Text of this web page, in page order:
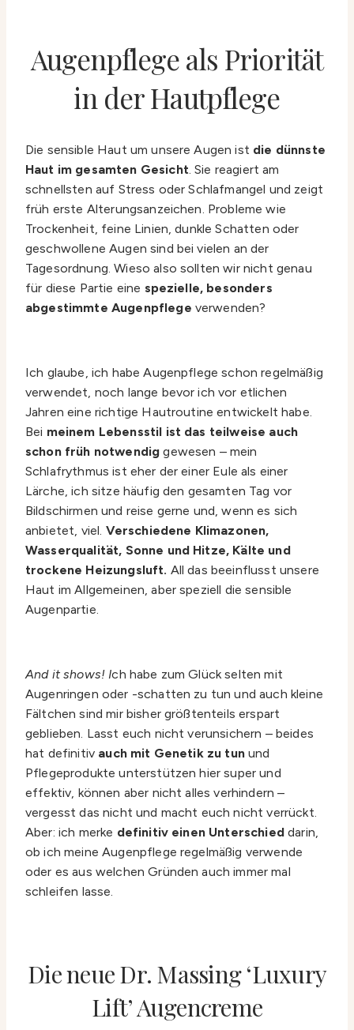
Augenpflege als Priorität
in der Hautpflege
Die sensible Haut um unsere Augen ist die dünnste
Haut im gesamten Gesicht. Sie reagiert am
schnellsten auf Stress oder Schlafmangel und zeigt
früh erste Alterungsanzeichen. Probleme wie
Trockenheit, feine Linien, dunkle Schatten oder
geschwollene Augen sind bei vielen an der
Tagesordnung. Wieso also sollten wir nicht genau
für diese Partie eine spezielle, besonders
abgestimmte Augenpflege verwenden?
Ich glaube, ich habe Augenpflege schon regelmäßig
verwendet, noch lange bevor ich vor etlichen
Jahren eine richtige Hautroutine entwickelt habe.
Bei meinem Lebensstil ist das teilweise auch
schon früh notwendig gewesen – mein
Schlafrythmus ist eher der einer Eule als einer
Lärche, ich sitze häufig den gesamten Tag vor
Bildschirmen und reise gerne und, wenn es sich
anbietet, viel. Verschiedene Klimazonen,
Wasserqualität, Sonne und Hitze, Kälte und
trockene Heizungsluft. All das beeinflusst unsere
Haut im Allgemeinen, aber speziell die sensible
Augenpartie.
And it shows! Ich habe zum Glück selten mit
Augenringen oder -schatten zu tun und auch kleine
Fältchen sind mir bisher größtenteils erspart
geblieben. Lasst euch nicht verunsichern – beides
hat definitiv auch mit Genetik zu tunund
Pflegeprodukte unterstützen hier super und
effektiv, können aber nicht alles verhindern –
vergesst das nicht und macht euch nicht verrückt.
Aber: ich merke definitiv einen Unterschieddarin,
ob ich meine Augenpflege regelmäßig verwende
oder es aus welchen Gründen auch immer mal
schleifen lasse.
Die neue Dr. Massing ‘Luxury
Lift’ Augencreme